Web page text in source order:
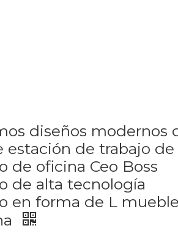
diseños modernos
estación de trabajo de
de oficina Ceo Boss
de alta tecnología
en forma de L